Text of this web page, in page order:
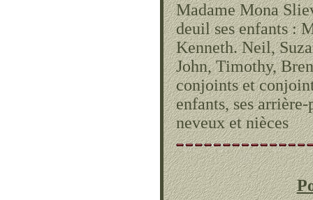
Madame Mona
deuil ses enfants :
Kenneth. Neil,
John, Timothy,
conjoints et
enfants, ses
neveux et nièces